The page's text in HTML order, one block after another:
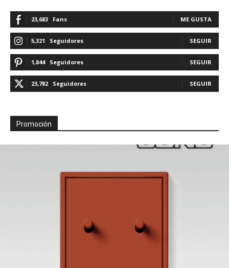
23,683 Fans ME GUSTA
5,321 Seguidores SEGUIR
1,844 Seguidores SEGUIR
23,782 Seguidores SEGUIR
Promoción